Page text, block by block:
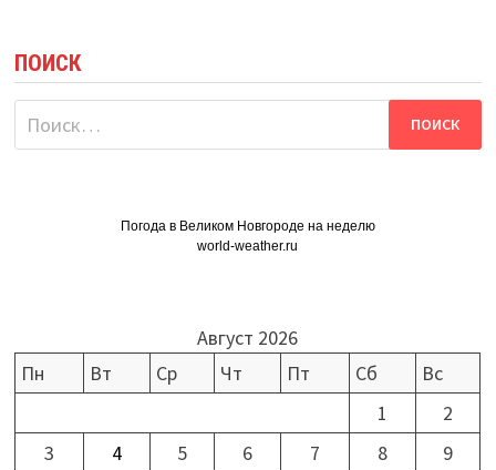
ПОИСК
Найти:
Погода в Великом Новгороде на неделю
world-weather.ru
Август 2026
Пн
Вт Ср Чт Пт Сб
Вс
1
2
3
4 5 6 7 8
9